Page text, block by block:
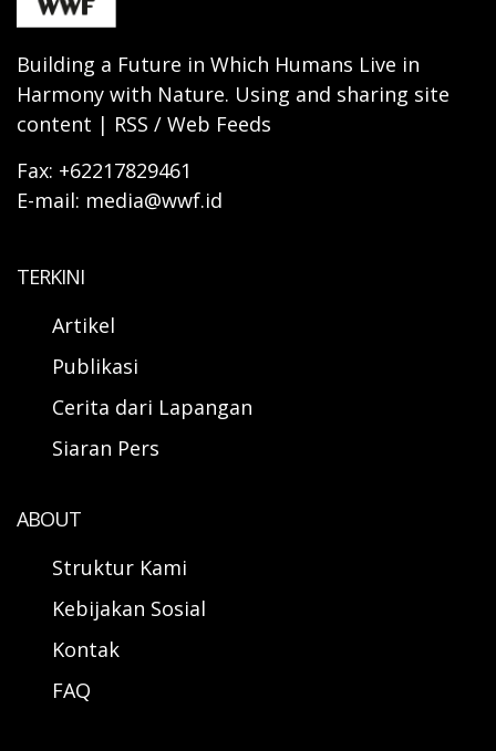
Building a Future in Which Humans Live in
Harmony with Nature. Using and sharing site
content | RSS / Web Feeds
Fax: +62217829461
E-mail: media@wwf.id
TERKINI
Artikel
Publikasi
Cerita dari Lapangan
Siaran Pers
ABOUT
Struktur Kami
Kebijakan Sosial
Kontak
FAQ